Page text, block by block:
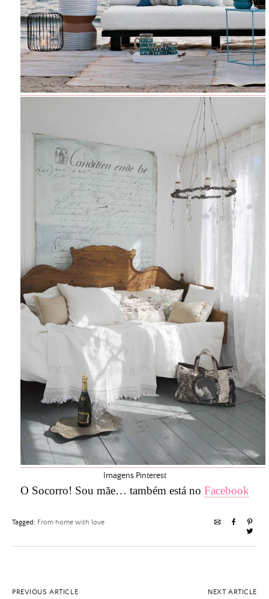
Imagens Pinterest
O Socorro! Sou mãe… também está no Facebook
Tagged: From home with love
PREVIOUS ARTICLE NEXT ARTICLE